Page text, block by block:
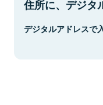
住所に、デジタ
デジタルアドレスで